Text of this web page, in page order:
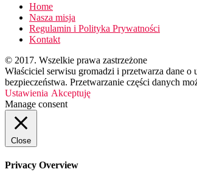
Home
Nasza misja
Regulamin i Polityka Prywatności
Kontakt
© 2017. Wszelkie prawa zastrzeżone
Właściciel serwisu gromadzi i przetwarza dane
bezpieczeństwa. Przetwarzanie części danych
Ustawienia Akceptuję
Manage consent
Close
Privacy Overview